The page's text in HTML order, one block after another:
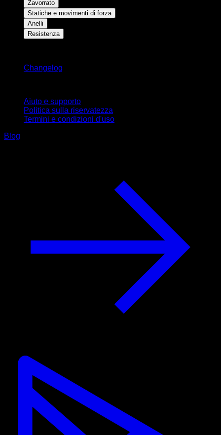
Zavorrato
Statiche e movimenti di forza
Anelli
Resistenza
Changelog
Aiuto e supporto
Politica sulla riservatezza
Termini e condizioni d'uso
Blog